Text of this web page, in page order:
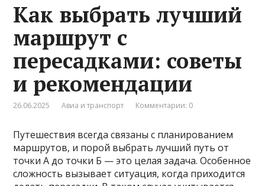
Как выбрать лучший
маршрут с
пересадками: советы
и рекомендации
26.06.2025 Авиа и транспорт Комментарии: 0
Путешествия всегда связаны с планированием
маршрутов, и порой выбрать лучший путь от
точки А до точки Б — это целая задача. Особенное
сложность вызывает ситуация, когда приходится